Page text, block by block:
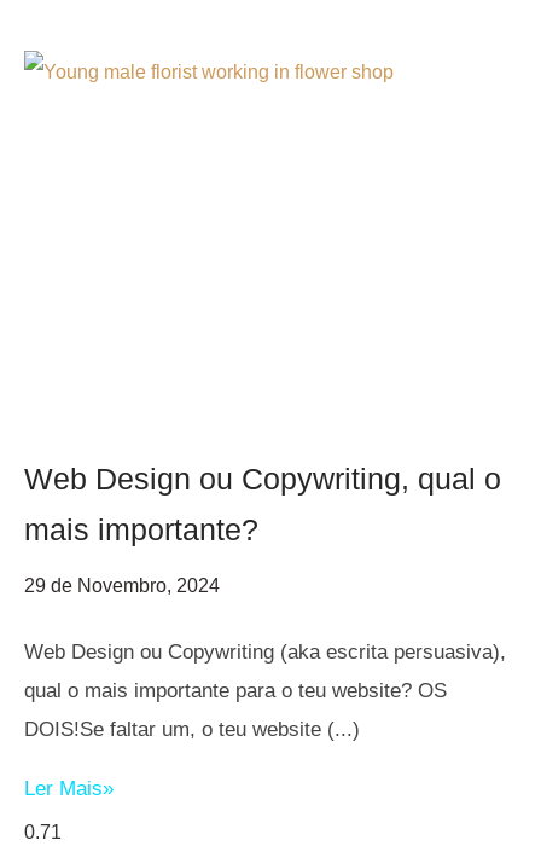
Web Design ou Copywriting, qual o
mais importante?
29 de Novembro, 2024
Web Design ou Copywriting (aka escrita persuasiva),
qual o mais importante para o teu website? OS
DOIS!Se faltar um, o teu website
Ler Mais»